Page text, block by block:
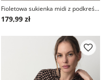
Fioletowa sukienka midi z podkreśloną talią
179,99 zł